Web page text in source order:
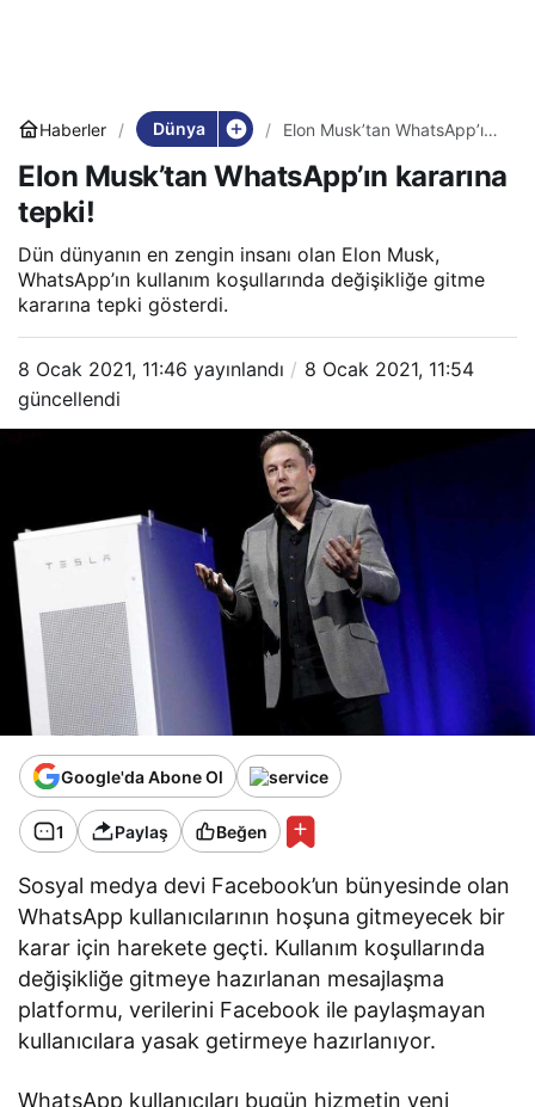
Haberler Dünya
Elon Musk’tan WhatsApp’ın
Elon Musk’tan WhatsApp’ın kararına
tepki!
Dün dünyanın en zengin insanı olan Elon Musk,
WhatsApp’ın kullanım koşullarında değişikliğe gitme
kararına tepki gösterdi.
8 Ocak 2021, 11:46 yayınlandı
8 Ocak 2021, 11:54
güncellendi
Google'da Abone Ol
1 Paylaş Beğen
Sosyal medya devi Facebook’un bünyesinde olan
WhatsApp kullanıcılarının hoşuna gitmeyecek bir
karar için harekete geçti. Kullanım koşullarında
değişikliğe gitmeye hazırlanan mesajlaşma
platformu, verilerini Facebook ile paylaşmayan
kullanıcılara yasak getirmeye hazırlanıyor.
WhatsApp kullanıcıları bugün hizmetin yeni